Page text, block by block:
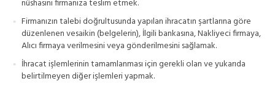
nüshasını firmanıza teslim etmek.
Firmanızın talebi doğrultusunda yapılan ihracatın şartlarına göre
düzenlenen vesaikin (belgelerin), İlgili bankasına, Nakliyeci firmaya,
Alıcı firmaya verilmesini veya gönderilmesini sağlamak.
İhracat işlemlerinin tamamlanması için gerekli olan ve yukarıda
belirtilmeyen diğer işlemleri yapmak.